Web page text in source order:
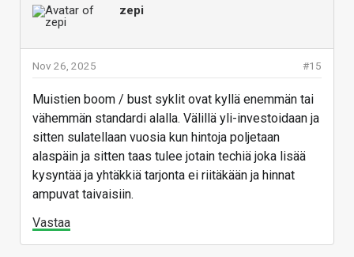
zepi
#15
Nov 26, 2025
Muistien boom / bust syklit ovat kyllä enemmän tai
vähemmän standardi alalla. Välillä yli-investoidaan ja
sitten sulatellaan vuosia kun hintoja poljetaan
alaspäin ja sitten taas tulee jotain techiä joka lisää
kysyntää ja yhtäkkiä tarjonta ei riitäkään ja hinnat
ampuvat taivaisiin.
Vastaa